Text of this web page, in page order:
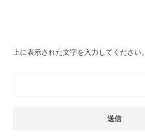
上に表示された文字を入力してください。